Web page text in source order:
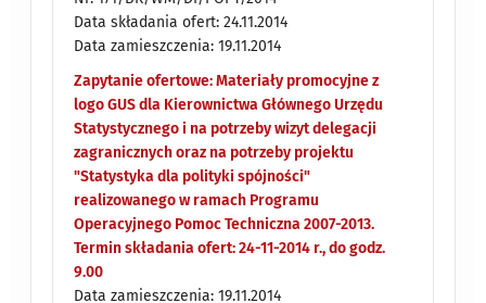
Data składania ofert: 24.11.2014
Data zamieszczenia: 19.11.2014
Zapytanie ofertowe: Materiały promocyjne z
logo GUS dla Kierownictwa Głównego Urzędu
Statystycznego i na potrzeby wizyt delegacji
zagranicznych oraz na potrzeby projektu
"Statystyka dla polityki spójności"
realizowanego w ramach Programu
Operacyjnego Pomoc Techniczna 2007-2013.
Termin składania ofert: 24-11-2014 r., do godz.
9.00
Data zamieszczenia: 19.11.2014